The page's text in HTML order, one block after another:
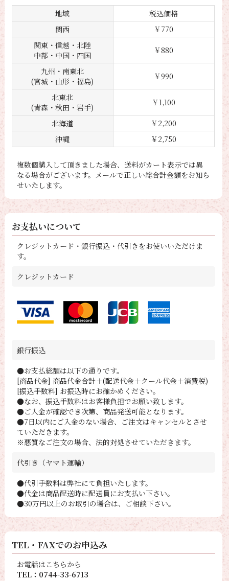
地域
税込価格
関西
￥770
関東・信越・北陸
中部・中国・四国
￥880
九州・南東北
(宮城・山形・福島)
￥990
北東北
(青森・秋田・岩手)
￥1,100
北海道
￥2,200
沖縄
￥2,750
複数個購入して頂きました場合、送料がカート表示では異
なる場合がございます。メールで正しい総合計金額をお知ら
せいたします。
お支払いについて
クレジットカード・銀行振込・代引きをお使いいただけま
す。
クレジットカード
銀行振込
●お支払総額は以下の通りです。
[商品代金] 商品代金合計＋(配送代金＋クール代金＋消費税)
[振込手数料] お振込時にお確かめください。
●なお、振込手数料はお客様負担でお願い致します。
●ご入金が確認でき次第、商品発送可能となります。
●7日以内にご入金のない場合、ご注文はキャンセルとさせ
ていただきます。
※悪質なご注文の場合、法的対処させていただきます。
代引き（ヤマト運輸）
●代引手数料は弊社にて負担いたします。
●代金は商品配送時に配送員にお支払い下さい。
●30万円以上のお取引の場合は、ご相談下さい。
TEL・FAXでのお申込み
お電話はこちらから
TEL：0744-33-6713